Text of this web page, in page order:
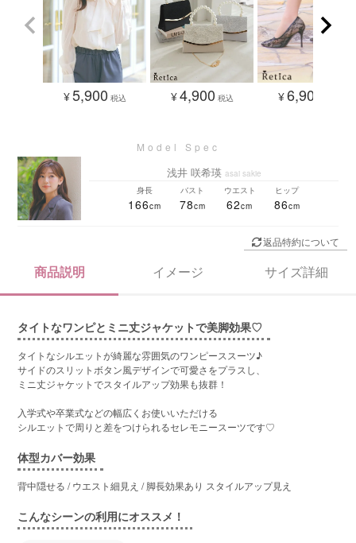
¥5,900 税込 ¥4,900 税込 ¥6,900
浅井 咲希瑛 asai sakie
身長
166
バスト
78
ウエスト
62
ヒップ
86
返品特約について
商品説明 イメージ サイズ詳細
タイトなワンピとミニ丈ジャケットで美脚効果♡
タイトなシルエットが綺麗な雰囲気のワンピーススーツ♪
サイドのスリットボタン風デザインで可愛さをプラスし、
ミニ丈ジャケットでスタイルアップ効果も抜群！
入学式や卒業式などの幅広くお使いいただける
シルエットで周りと差をつけられるセレモニースーツです♡
体型カバー効果
背中隠せる / ウエスト細見え / 脚長効果あり スタイルアップ見え
こんなシーンの利用にオススメ！